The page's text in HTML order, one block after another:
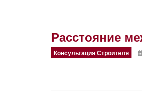
Расстояние
Консультация Строителя